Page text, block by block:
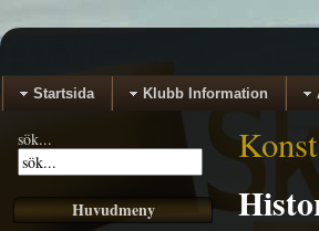
Startsida Klubb Information
sök...
Huvudmeny